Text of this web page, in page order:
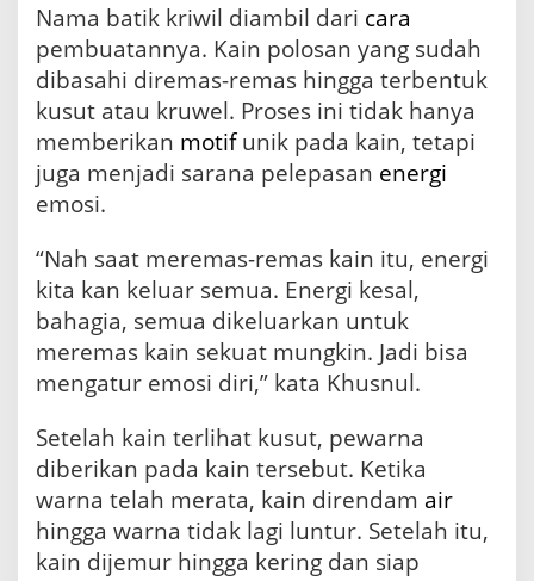
Nama batik kriwil diambil dari cara
pembuatannya. Kain polosan yang sudah
dibasahi diremas-remas hingga terbentuk
kusut atau kruwel. Proses ini tidak hanya
memberikan motifunik pada kain, tetapi
juga menjadi sarana pelepasan energi
emosi.
“Nah saat meremas-remas kain itu, energi
kita kan keluar semua. Energi kesal,
bahagia, semua dikeluarkan untuk
meremas kain sekuat mungkin. Jadi bisa
mengatur emosi diri,” kata Khusnul.
Setelah kain terlihat kusut, pewarna
diberikan pada kain tersebut. Ketika
warna telah merata, kain direndam air
hingga warna tidak lagi luntur. Setelah itu,
kain dijemur hingga kering dan siap